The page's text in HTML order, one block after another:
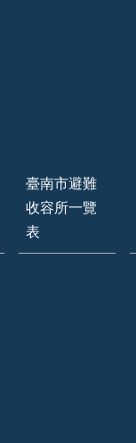
臺南市避難
收容所一覽
表